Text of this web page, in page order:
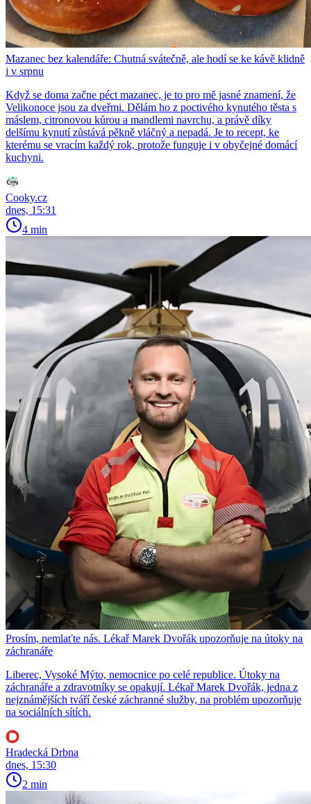
Mazanec bez kalendáře: Chutná svátečně, ale hodí se ke kávě klidně
i v srpnu
Když se doma začne péct mazanec, je to pro mě jasné znamení, že
Velikonoce jsou za dveřmi. Dělám ho z poctivého kynutého těsta s
máslem, citronovou kůrou a mandlemi navrchu, a právě díky
delšímu kynutí zůstává pěkně vláčný a nepadá. Je to recept, ke
kterému se vracím každý rok, protože funguje i v obyčejné domácí
kuchyni.
Cooky.cz
dnes, 15:31
4 min
Prosím, nemlaťte nás. Lékař Marek Dvořák upozorňuje na útoky na
záchranáře
Liberec, Vysoké Mýto, nemocnice po celé republice. Útoky na
záchranáře a zdravotníky se opakují. Lékař Marek Dvořák, jedna z
nejznámějších tváří české záchranné služby, na problém upozorňuje
na sociálních sítích.
Hradecká Drbna
dnes, 15:30
2 min